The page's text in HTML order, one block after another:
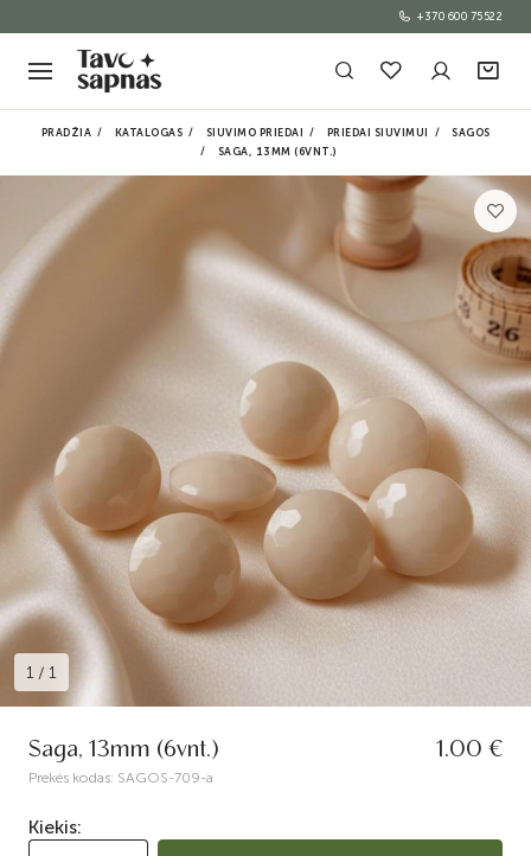
+370 600 75522
PRADŽIA KATALOGAS SIUVIMO PRIEDAI PRIEDAI SIUVIMUI
SAGOS
SAGA, 13MM (6VNT.)
1 / 1
Saga, 13mm (6vnt.)
Prekės kodas: SAGOS-709-a
1.00 €
Kiekis: